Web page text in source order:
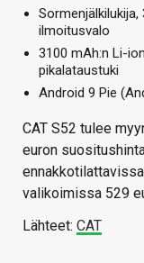
ilmoitusvalo
3100 mAh:n Li-
pikalataustuki
Android 9 Pie
CAT S52 tulee
euron
valikoimissa 529
Lähteet: CAT